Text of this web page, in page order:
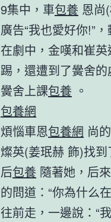
9集中，車包養 恩尚
廣告“我也愛好你!”，
在劇中，金嘆和崔
踢，還遭到了黌舍
黌舍上課包養 。
包養網
煩惱車恩包養網 尚
燦英(姜珉赫 飾)找
后包養 隨著她，后
的問道：“你為什么
往前走，一邊說：“